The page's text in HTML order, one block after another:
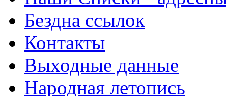
Бездна ссылок
Контакты
Выходные данные
Народная летопись